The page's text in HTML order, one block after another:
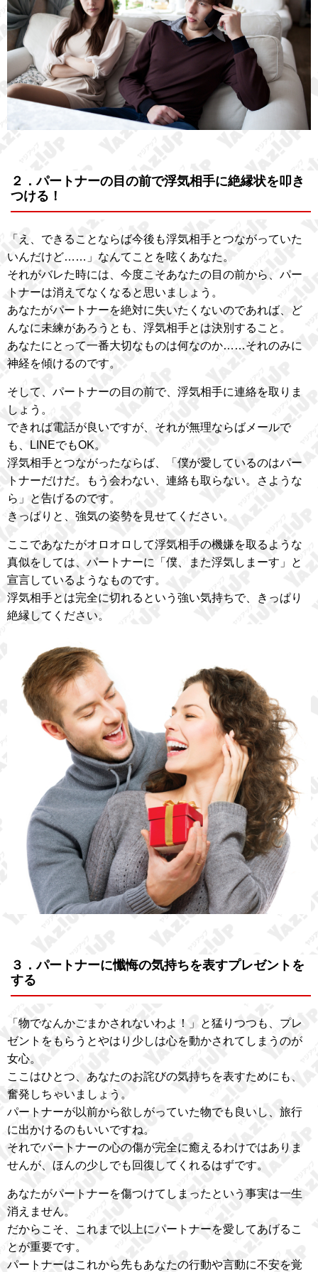
２．パートナーの目の前で浮気相手に絶縁状を叩き
つける！
「え、できることならば今後も浮気相手とつながっていた
いんだけど……」なんてことを呟くあなた。
それがバレた時には、今度こそあなたの目の前から、パー
トナーは消えてなくなると思いましょう。
あなたがパートナーを絶対に失いたくないのであれば、ど
んなに未練があろうとも、浮気相手とは決別すること。
あなたにとって一番大切なものは何なのか……それのみに
神経を傾けるのです。
そして、パートナーの目の前で、浮気相手に連絡を取りま
しょう。
できれば電話が良いですが、それが無理ならばメールで
も、LINEでもOK。
浮気相手とつながったならば、「僕が愛しているのはパー
トナーだけだ。もう会わない、連絡も取らない。さような
ら」と告げるのです。
きっぱりと、強気の姿勢を見せてください。
ここであなたがオロオロして浮気相手の機嫌を取るような
真似をしては、パートナーに「僕、また浮気しまーす」と
宣言しているようなものです。
浮気相手とは完全に切れるという強い気持ちで、きっぱり
絶縁してください。
３．パートナーに懺悔の気持ちを表すプレゼントを
する
「物でなんかごまかされないわよ！」と猛りつつも、プレ
ゼントをもらうとやはり少しは心を動かされてしまうのが
女心。
ここはひとつ、あなたのお詫びの気持ちを表すためにも、
奮発しちゃいましょう。
パートナーが以前から欲しがっていた物でも良いし、旅行
に出かけるのもいいですね。
それでパートナーの心の傷が完全に癒えるわけではありま
せんが、ほんの少しでも回復してくれるはずです。
あなたがパートナーを傷つけてしまったという事実は一生
消えません。
だからこそ、これまで以上にパートナーを愛してあげるこ
とが重要です。
パートナーはこれから先もあなたの行動や言動に不安を覚